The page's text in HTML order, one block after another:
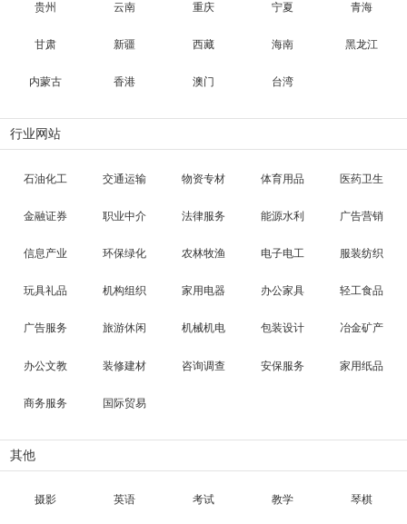
贵州 云南 重庆 宁夏 青海
甘肃 新疆 西藏 海南 黑龙江
内蒙古 香港 澳门 台湾
行业网站
石油化工 交通运输 物资专材 体育用品 医药卫生
金融证券 职业中介 法律服务 能源水利 广告营销
信息产业 环保绿化 农林牧渔 电子电工 服装纺织
玩具礼品 机构组织 家用电器 办公家具 轻工食品
广告服务 旅游休闲 机械机电 包装设计 冶金矿产
办公文教 装修建材 咨询调查 安保服务 家用纸品
商务服务 国际贸易
其他
摄影 英语 考试 教学 琴棋